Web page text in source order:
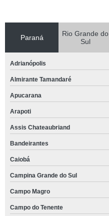
Paraná
Rio Grande do
Sul
Adrianópolis
Almirante Tamandaré
Apucarana
Arapoti
Assis Chateaubriand
Bandeirantes
Caiobá
Campina Grande do Sul
Campo Magro
Campo do Tenente